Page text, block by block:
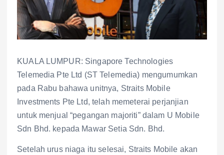
KUALA LUMPUR: Singapore Technologies
Telemedia Pte Ltd (ST Telemedia) mengumumkan
pada Rabu bahawa unitnya, Straits Mobile
Investments Pte Ltd, telah memeterai perjanjian
untuk menjual “pegangan majoriti” dalam U Mobile
Sdn Bhd. kepada Mawar Setia Sdn. Bhd.
Setelah urus niaga itu selesai, Straits Mobile akan